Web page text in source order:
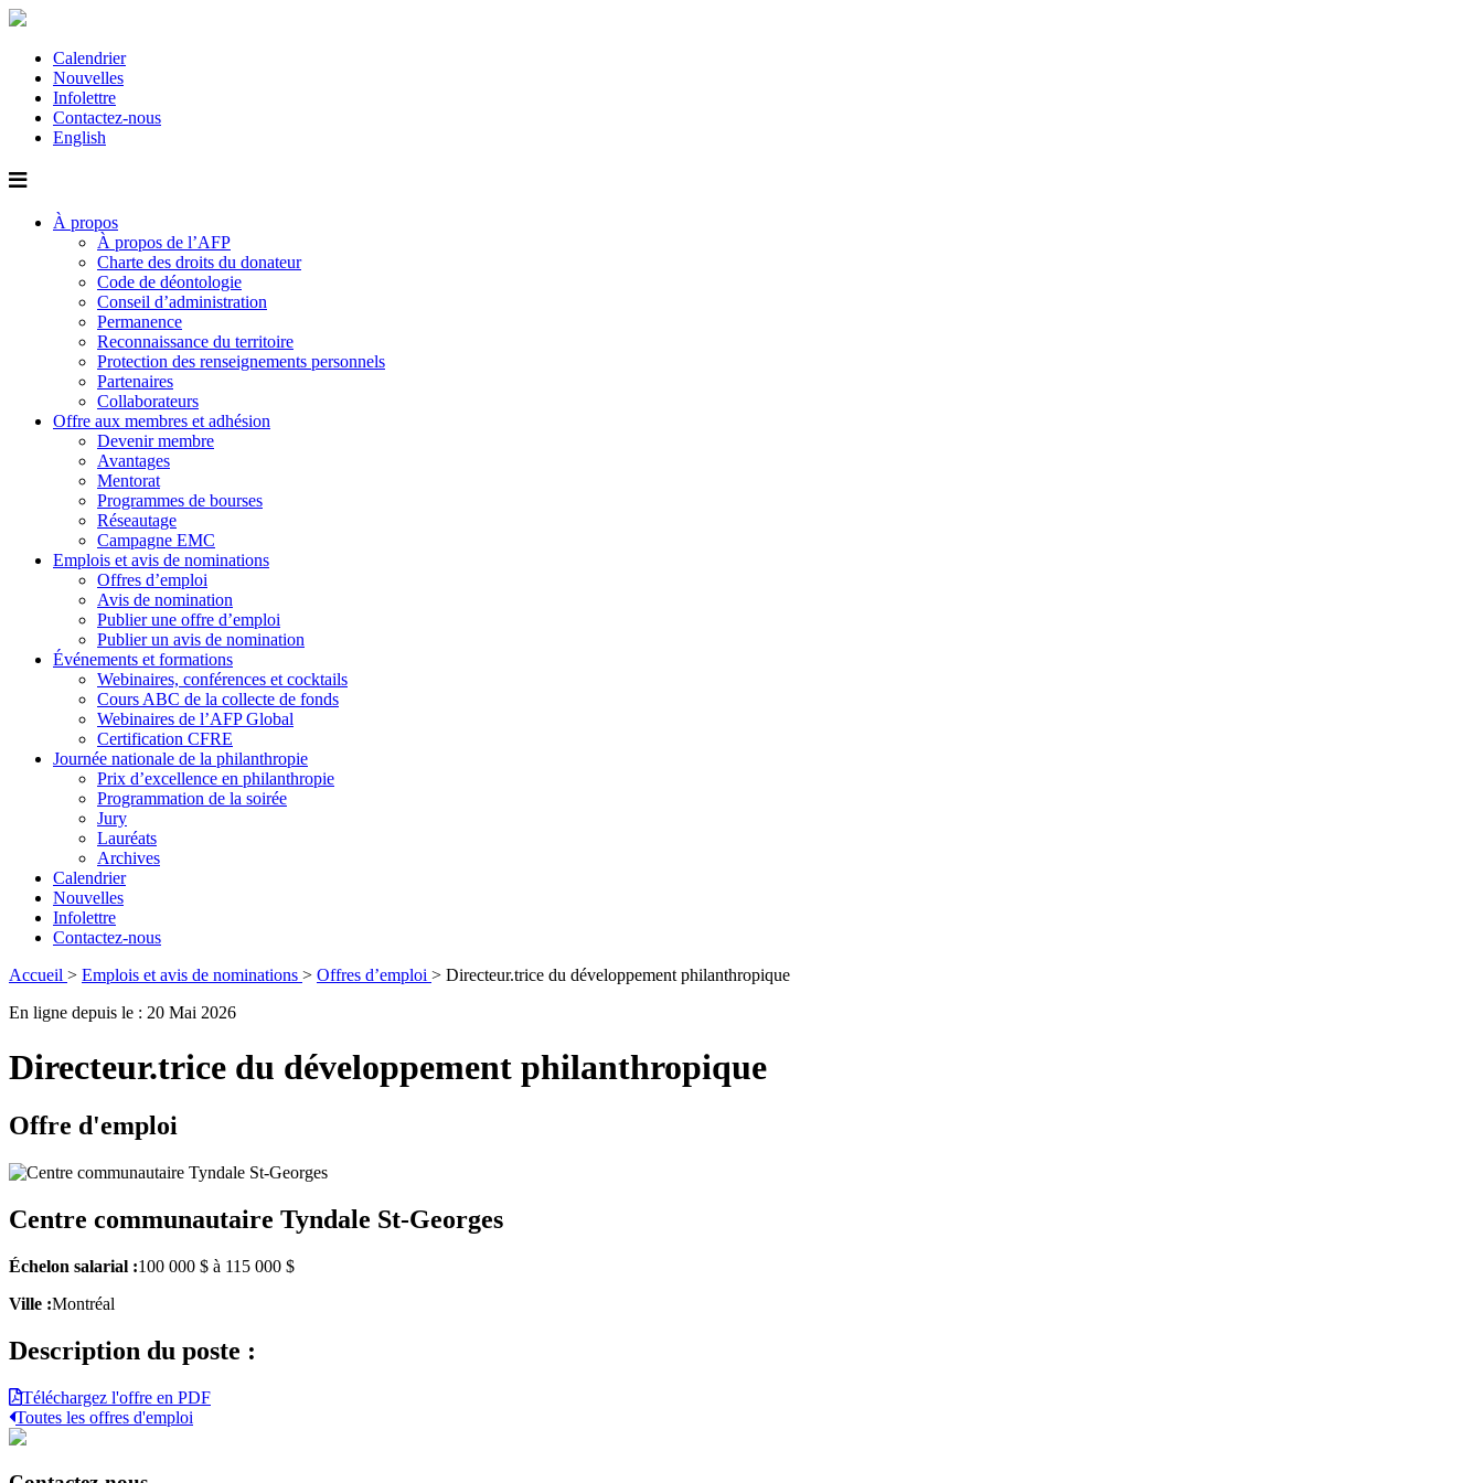
Calendrier
Nouvelles
Infolettre
Contactez-nous
English
À propos
À propos de l’AFP
Charte des droits du donateur
Code de déontologie
Conseil d’administration
Permanence
Reconnaissance du territoire
Protection des renseignements personnels
Partenaires
Collaborateurs
Offre aux membres et adhésion
Devenir membre
Avantages
Mentorat
Programmes de bourses
Réseautage
Campagne EMC
Emplois et avis de nominations
Offres d’emploi
Avis de nomination
Publier une offre d’emploi
Publier un avis de nomination
Événements et formations
Webinaires, conférences et cocktails
Cours ABC de la collecte de fonds
Webinaires de l’AFP Global
Certification CFRE
Journée nationale de la philanthropie
Prix d’excellence en philanthropie
Programmation de la soirée
Jury
Lauréats
Archives
Calendrier
Nouvelles
Infolettre
Contactez-nous
Accueil > Emplois et avis de nominations > Offres d’emploi > Directeur.trice du développement philanthropique
En ligne depuis le : 20 Mai 2026
Directeur.trice du développement philanthropique
Offre d'emploi
Centre communautaire Tyndale St-Georges
Échelon salarial :100 000 $ à 115 000 $
Ville :Montréal
Description du poste :
Téléchargez l'offre en PDF
Toutes les offres d'emploi